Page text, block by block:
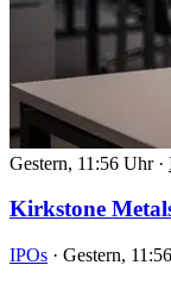
Gestern, 11:56 Uhr ·
Kirkstone
IPOs · Gestern,